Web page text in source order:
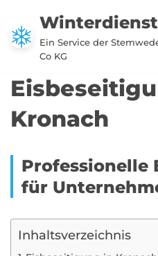
Zum
Inhalt
Ein Service der
Co KG
Kronach
Professionelle
für
Inhaltsverzeichnis